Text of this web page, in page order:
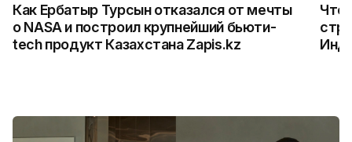
Как Ербатыр Турсын отказался от мечты
о NASA и построил крупнейший бьюти-
tech продукт Казахстана Zapis.kz
Что